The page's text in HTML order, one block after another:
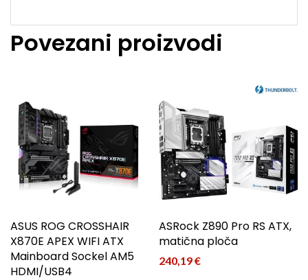
Povezani proizvodi
ASUS ROG CROSSHAIR
X870E APEX WIFI ATX
Mainboard Sockel AM5
HDMI/USB4
ASRock Z890 Pro RS ATX,
matična ploča
240,19€